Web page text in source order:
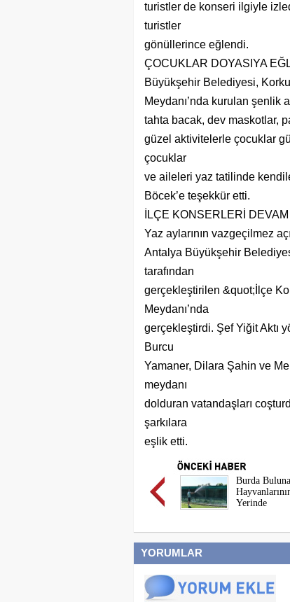
turistler de konseri ilgiyle
turistler
gönüllerince eğlendi.
ÇOCUKLAR DOYASIYA
Büyükşehir Belediyesi,
Meydanı’nda kurulan şenlik
tahta bacak, dev maskotlar,
güzel aktivitelerle çocuklar
çocuklar
ve aileleri yaz tatilinde
Böcek’e teşekkür etti.
İLÇE KONSERLERİ
Yaz aylarının vazgeçilmez
Antalya Büyükşehir
tarafından
gerçekleştirilen &quot;İlçe
Meydanı’nda
gerçekleştirdi. Şef Yiğit Aktı
Burcu
Yamaner, Dilara Şahin ve
meydanı
dolduran vatandaşları
şarkılara
eşlik etti.
Burda
Yerinde
YORUMLAR